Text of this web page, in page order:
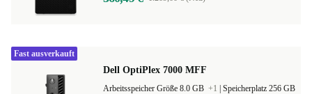
Dell OptiPlex 7000 MFF
Arbeitsspeicher Größe 8.0 GB +1
Speicherplatz 256 GB
Fast ausverkauft